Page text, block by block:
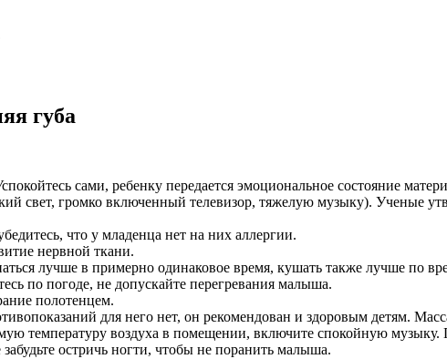
губа
сами, ребенку передается эмоциональное состояние
свет, громко включенный телевизор, тяжелую музыку). Ученые
что у младенца нет на них аллергии.
нервной ткани.
лучше в примерно одинаковое время, кушать также лучше по
по погоде, не допускайте перегревания малыша.
полотенцем.
для него нет, он рекомендован и здоровым детям.
температуру воздуха в помещении, включите спокойную музыку.
остричь ногти, чтобы не поранить малыша.